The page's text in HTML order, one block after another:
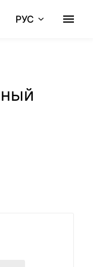
РУС